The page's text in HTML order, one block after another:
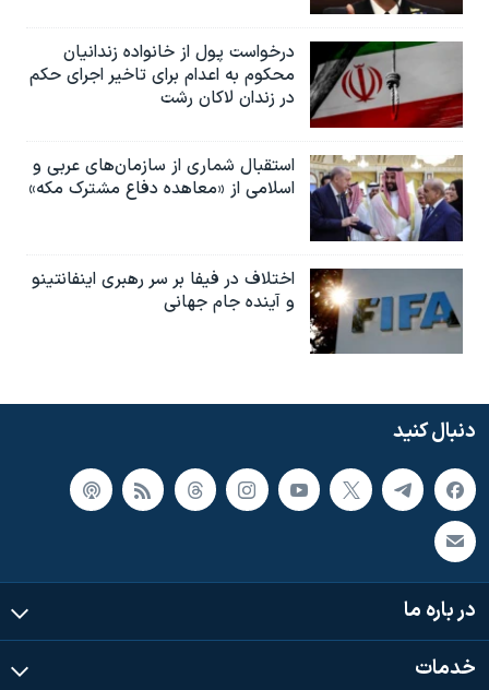
درخواست پول از خانواده زندانیان
محکوم به‌ اعدام برای تاخیر اجرای حکم
در زندان لاکان رشت
استقبال شماری از سازمان‌های عربی و
اسلامی از «معاهده دفاع مشترک مکه»
اختلاف در فیفا بر سر رهبری اینفانتینو
و آینده جام جهانی
دنبال کنید
در باره ما
خدمات